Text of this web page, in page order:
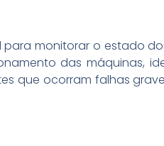
monitorar o estado
das máquinas,
que ocorram falhas